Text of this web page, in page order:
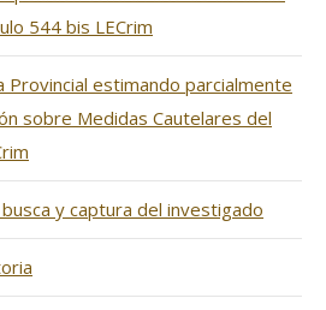
544 bis LECrim
Provincial estimando parcialmente
sobre Medidas Cautelares del
y captura del investigado